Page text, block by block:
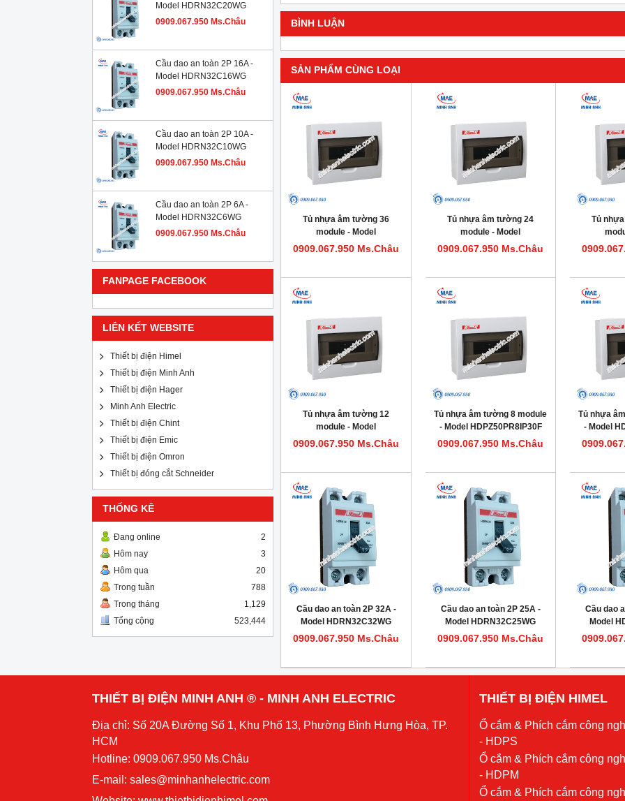
Model HDRN32C20WG
0909.067.950 Ms.Châu
Cầu dao an toàn 2P 16A -
Model HDRN32C16WG
0909.067.950 Ms.Châu
Cầu dao an toàn 2P 10A -
Model HDRN32C10WG
0909.067.950 Ms.Châu
Cầu dao an toàn 2P 6A -
Model HDRN32C6WG
0909.067.950 Ms.Châu
FANPAGE FACEBOOK
LIÊN KẾT WEBSITE
Thiết bị điện Himel
Thiết bị điện Minh Anh
Thiết bị điện Hager
Minh Anh Electric
Thiết bị điện Chint
Thiết bị điện Emic
Thiết bị điện Omron
Thiết bị đóng cắt Schneider
THỐNG KÊ
Đang online
2
Hôm nay
3
Hôm qua
20
Trong tuần
788
Trong tháng
1,129
Tổng cộng
523,444
BÌNH LUẬN
SẢN PHẨM CÙNG LOẠI
Tủ nhựa âm tường 36
module - Model
HDPZ50PR36IP30F
0909.067.950 Ms.Châu
Tủ nhựa âm tường 24
module - Model
HDPZ50PR24IP30F
0909.067.950 Ms.Châu
Tủ
Tủ nhựa âm tường 12
module - Model
HDPZ50PR12IP30F
0909.067.950 Ms.Châu
Tủ nhựa âm tường 8 module
- Model HDPZ50PR8IP30F
0909.067.950 Ms.Châu
Tủ nhựa
- Model
Cầu dao an toàn 2P 32A -
Model HDRN32C32WG
0909.067.950 Ms.Châu
Cầu dao an toàn 2P 25A -
Model HDRN32C25WG
0909.067.950 Ms.Châu
Cầu dao
Model
THIẾT BỊ ĐIỆN MINH ANH ® - MINH ANH ELECTRIC
Địa chỉ: Số 20A Đường Số 1, Khu Phố 13, Phường Bình Hưng Hòa, TP.
HCM
Hotline: 0909.067.950 Ms.Châu
E-mail: sales@minhanhelectric.com
THIẾT BỊ ĐIỆN HIMEL
Ổ cắm & Phích cắm công
- HDPS
Ổ cắm & Phích cắm công
- HDPM
Ổ cắm & Phích cắm công